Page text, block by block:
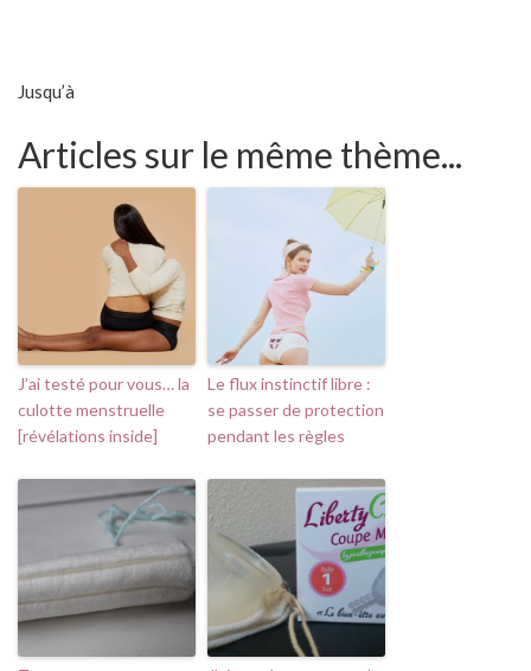
Jusqu’à
Articles sur le même thème...
J’ai testé pour vous… la
culotte menstruelle
[révélations inside]
Le flux instinctif libre :
se passer de protection
pendant les règles